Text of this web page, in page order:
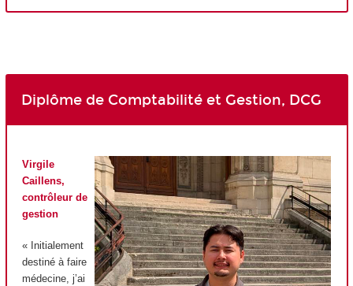
Diplôme de Comptabilité et Gestion, DCG
Virgile
Caillens,
contrôleur de
gestion
« Initialement
destiné à faire
médecine, j’ai